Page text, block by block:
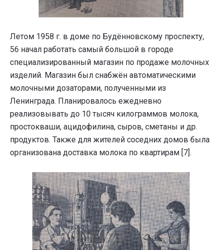
Летом 1958 г. в доме по Будённовскому проспекту,
56 начал работать самый большой в городе
специализированный магазин по продаже молочных
изделий. Магазин был снабжён автоматическими
молочными дозаторами, полученными из
Ленинграда. Планировалось ежедневно
реализовывать до 10 тысяч килограммов молока,
простокваши, ацидофилина, сыров, сметаны и др.
продуктов. Также для жителей соседних домов была
организована доставка молока по квартирам [7].